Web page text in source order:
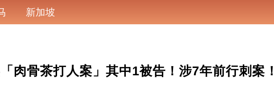
新加坡
肉骨茶打人案」其中1被告！涉7年前行刺案